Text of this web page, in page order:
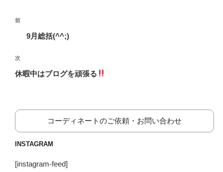
投
ビ
ゲ
ョ
ン
前
稿
前
9月総括(^^;)
次
の
次
休暇中はブログを頑張る
コーディネートのご依頼・お問い合わせ
INSTAGRAM
[instagram-feed]